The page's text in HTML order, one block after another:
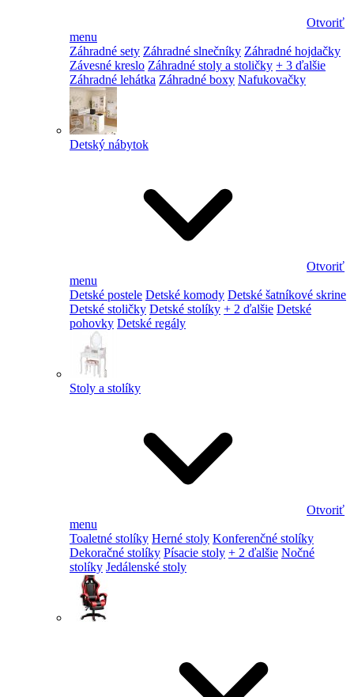
Otvoriť
menu
Záhradné sety Záhradné slnečníky Záhradné hojdačky
Závesné kreslo Záhradné stoly a stoličky + 3 ďalšie
Záhradné lehátka Záhradné boxy Nafukovačky
Detský nábytok
Otvoriť
menu
Detské postele Detské komody Detské šatníkové skrine
Detské stoličky Detské stolíky + 2 ďalšie Detské
pohovky Detské regály
Stoly a stolíky
Otvoriť
menu
Toaletné stolíky Herné stoly Konferenčné stolíky
Dekoračné stolíky Písacie stoly + 2 ďalšie Nočné
stolíky Jedálenské stoly